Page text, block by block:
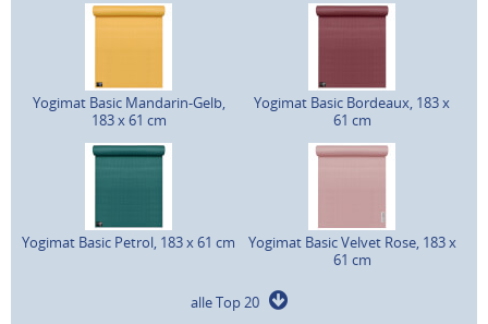
Yogimat Basic Mandarin-Gelb,
183 x 61 cm
Yogimat Basic Bordeaux, 183 x
61 cm
Yogimat Basic Petrol, 183 x 61 cm
Yogimat Basic Velvet Rose, 183 x
61 cm
alle Top 20